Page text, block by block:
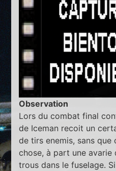
Observation
Lors du combat final
de Iceman recoit un
de tirs enemis, sans que
chose, à part une
trous dans le fuselage.